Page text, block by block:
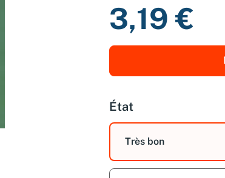
3,19 €
État
Très bon